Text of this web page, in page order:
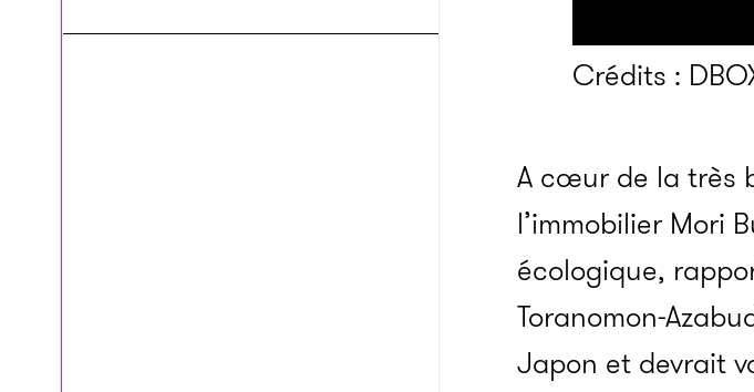
Crédits :
A cœur de la très
l’immobilier Mori
écologique,
Toranomon-
Japon et devrait